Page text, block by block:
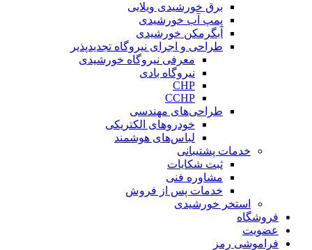
برق خورشیدی ویلایی
پمپ آب خورشیدی
آبگرمکن خورشیدی
طراحی و اجرای نیروگاه تجدیدپذیر
معرفی نیروگاه خورشیدی
نیروگاه بادی
CHP
CCHP
طراحی‌های مهندسی
خودروهای الکتریکی
لباس‌های هوشمند
خدمات پشتیبانی
ثبت شکایات
مشاوره فنی
خدمات پس از فروش
استخر خورشیدی
فروشگاه
عضویت
فراموشی رمز